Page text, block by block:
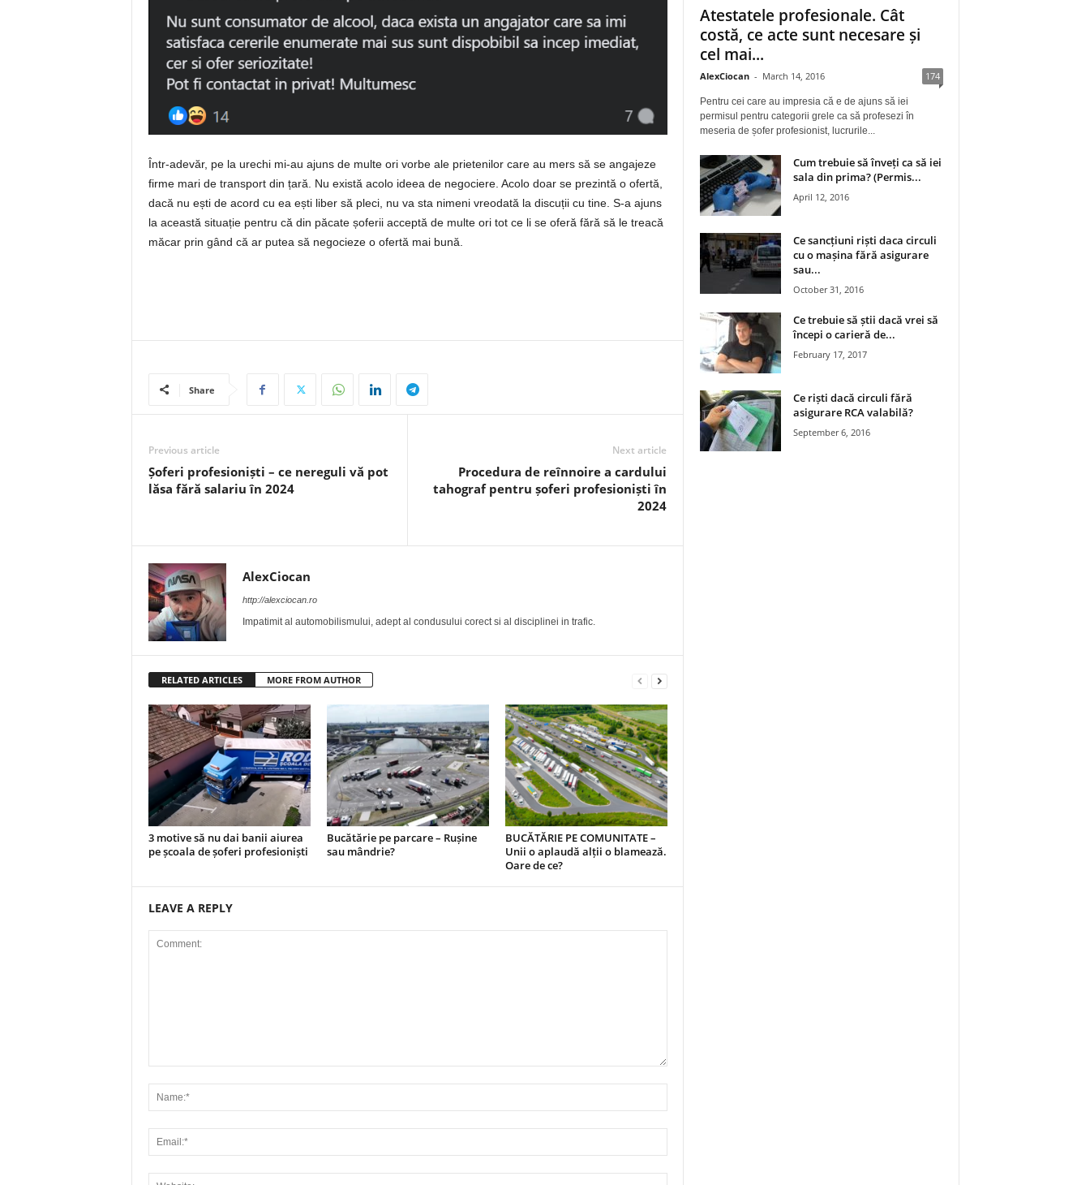
Într-adevăr, pe la urechi mi-au ajuns de multe ori vorbe ale prietenilor care au mers să se angajeze
firme mari de transport din țară. Nu există acolo ideea de negociere. Acolo doar se prezintă o ofertă,
dacă nu ești de acord cu ea ești liber să pleci, nu va sta nimeni vreodată la discuții cu tine. S-a ajuns
la această situație pentru că din păcate șoferii acceptă de multe ori tot ce li se oferă fără să le treacă
măcar prin gând că ar putea să negocieze o ofertă mai bună.
Share
Previous article
Șoferi profesioniști – ce nereguli vă pot
lăsa fără salariu în 2024
Next article
Procedura de reînnoire a cardului
tahograf pentru șoferi profesioniști în
2024
AlexCiocan
http://alexciocan.ro
Impatimit al automobilismului, adept al condusului corect si al disciplinei in trafic.
RELATED ARTICLES MORE FROM AUTHOR
3 motive să nu dai banii aiurea
pe școala de șoferi profesioniști
Bucătărie pe parcare – Rușine
sau mândrie?
BUCĂTĂRIE PE COMUNITATE –
Unii o aplaudă alții o blamează.
Oare de ce?
LEAVE A REPLY
Atestatele profesionale. Cât
costă, ce acte sunt necesare și
cel mai...
AlexCiocan - March 14, 2016 174
Pentru cei care au impresia că e de ajuns să iei
permisul pentru categorii grele ca să profesezi în
meseria de șofer profesionist, lucrurile...
Cum trebuie să înveți ca să iei
sala din prima? (Permis...
April 12, 2016
Ce sancțiuni riști daca circuli
cu o mașina fără asigurare
sau...
October 31, 2016
Ce trebuie să știi dacă vrei să
începi o carieră de...
February 17, 2017
Ce riști dacă circuli fără
asigurare RCA valabilă?
September 6, 2016